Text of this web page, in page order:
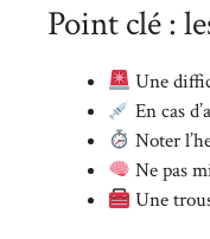
Point clé :
Une
En cas
Noter
Ne pas
Une